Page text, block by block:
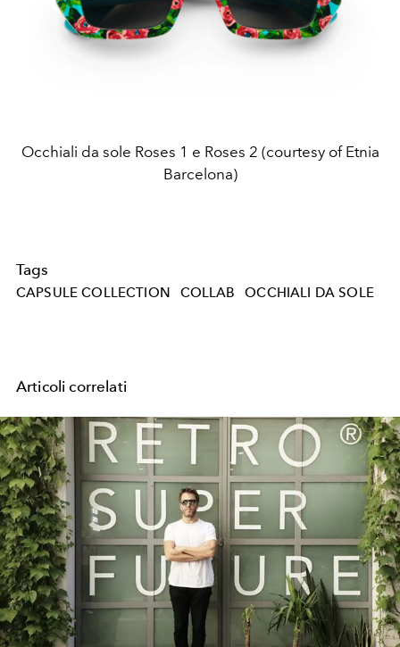
Occhiali da sole Roses 1 e Roses 2 (courtesy of Etnia
Barcelona)
Tags
CAPSULE COLLECTION COLLAB OCCHIALI DA SOLE
Articoli correlati